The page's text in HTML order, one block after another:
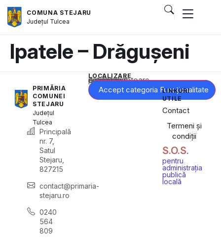
COMUNA STEJARU
Județul Tulcea
Ipatele – Drăgușeni
PRIMĂRIA
COMUNEI
STEJARU
Județul
Tulcea
Principală
nr. 7,
Satul
Stejaru,
827215
contact@primaria-
stejaru.ro
0240
564
809
LOCALIZARE
Acest conținut este blocat până când acceptați categoria corespunzătoare de cookie-uri.
Accept categoria Funcționalitate
LINKURI
UTILE
Contact
Termeni și
condiții
S.O.S.
pentru
administrația
publică
locală